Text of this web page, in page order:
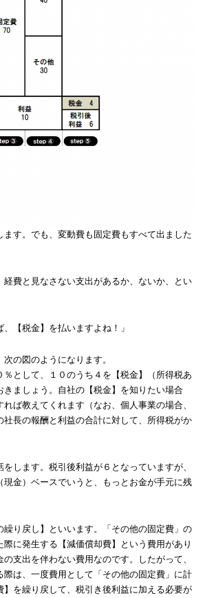
ます。でも、変動費も固定費もすべて出ました
経費と見なさない支出があるか、ないか、とい
、【税金】を払いますよね！」
の図のようになります。
％として、１０のうち４を【税金】（所得税あ
きましょう。自社の【税金】を知りたい場合
ば教えてくれます（なお、個人事業の場合、
社長の報酬と利益の合計に対して、所得税がか
します。税引後利益が６となっていますが、
現金）ベースでいうと、もっとお金が手元に残
繰り戻し】といいます。「その他の固定費」の
に発生する【減価償却費】という費用があり
支出を伴わない費用なのです。したがって、
際は、一度費用として「その他の固定費」に計
】を繰り戻して、税引き後利益に加える必要が